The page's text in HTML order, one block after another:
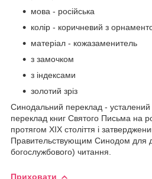
мова - російська
колір - коричневий з
матеріал - кожазаменитель
з замочком
з індексами
золотий зріз
Синодальний переклад -
переклад книг Святого Письма на
протягом XIX століття і
Правительствующим Синодом для
богослужбового) читання.
Приховати